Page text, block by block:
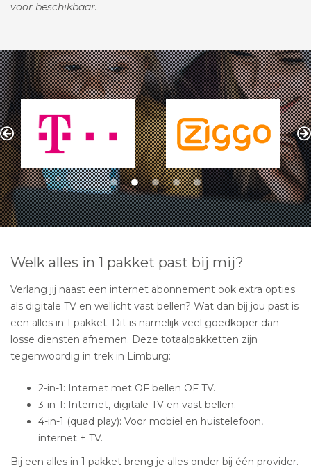
voor beschikbaar.
Welk alles in 1 pakket past bij mij?
Verlang jij naast een internet abonnement ook extra opties
als digitale TV en wellicht vast bellen? Wat dan bij jou past is
een alles in 1 pakket. Dit is namelijk veel goedkoper dan
losse diensten afnemen. Deze totaalpakketten zijn
tegenwoordig in trek in Limburg:
2-in-1: Internet met OF bellen OF TV.
3-in-1: Internet, digitale TV en vast bellen.
4-in-1 (quad play): Voor mobiel en huistelefoon,
internet + TV.
Bij een alles in 1 pakket breng je alles onder bij één provider.